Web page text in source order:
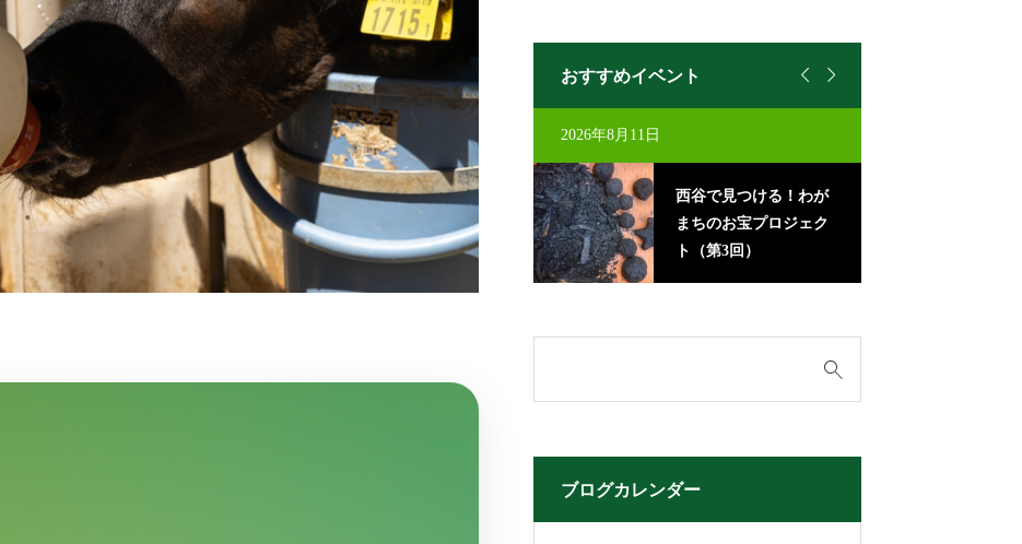
おすすめイベント  
里山 time trip ～にした
にで流しそうめん～
2026年8月23日
西谷児童館夏まつり
2026年8月11日
西谷で見つける！わが
まちのお宝プロジェク
ト（第3回）
ブログカレンダー